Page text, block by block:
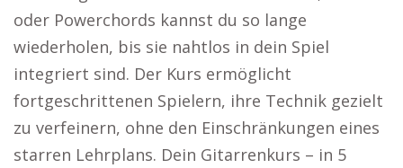
oder Powerchords kannst du so lange
wiederholen, bis sie nahtlos in dein Spiel
integriert sind. Der Kurs ermöglicht
fortgeschrittenen Spielern, ihre Technik gezielt
zu verfeinern, ohne den Einschränkungen eines
starren Lehrplans. Dein Gitarrenkurs – in 5